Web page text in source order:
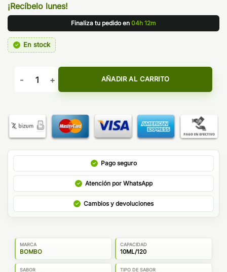
¡Recíbelo lunes!
Finaliza tu pedido en 04h 12m
En stock
Aroma Strawberry Banana Ice Hyper Boost - Bombo Bar
AÑADIR AL CARRITO
Pago seguro
Atención por WhatsApp
Cambios y devoluciones
MARCA
BOMBO
CAPACIDAD
10ML/120
SABOR TIPO DE SABOR